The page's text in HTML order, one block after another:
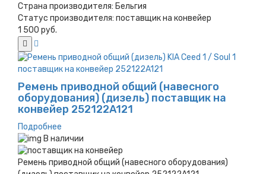
Страна производителя: Бельгия
Статус производителя: поставщик на конвейер
1 500 руб.
Ремень приводной общий (навесного
оборудования) (дизель) поставщик на
конвейер 252122A121
Подробнее
В наличии
Ремень приводной общий (навесного оборудования)